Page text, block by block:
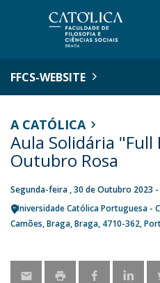
FFCS-WEBSITE
A CATÓLICA
Aula Solidária "Full
Outubro Rosa
Segunda-feira , 30 de Outubro 2023 -
Universidade Católica Portuguesa -
Camões Braga Braga 4710-362